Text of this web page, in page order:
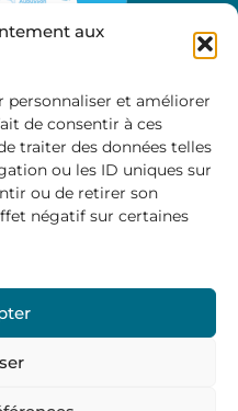
aux
personnaliser et améliorer
de consentir à ces
traiter des données telles
ou les ID uniques sur
ou de retirer son
négatif sur certaines
de Communes
:
/ 14:00 – 17:00
12:00